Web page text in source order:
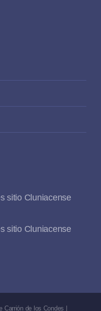
Carrión de los Condes |